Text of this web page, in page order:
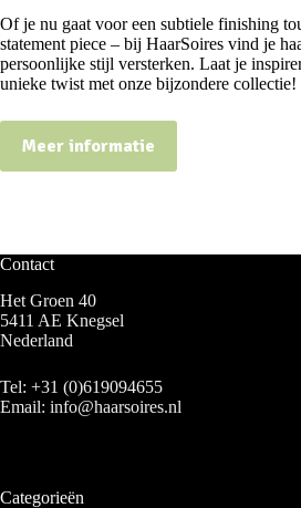
Of je nu gaat voor een subtiele finishing
statement piece – bij HaarSoires vind je
persoonlijke stijl versterken. Laat je
unieke twist met onze bijzondere collectie!
Meer informatie
Contact
Het Groen 40
5411 AE Knegsel
Nederland
Tel: +31 (0)619094655
Email: info@haarsoires.nl
Categorieën